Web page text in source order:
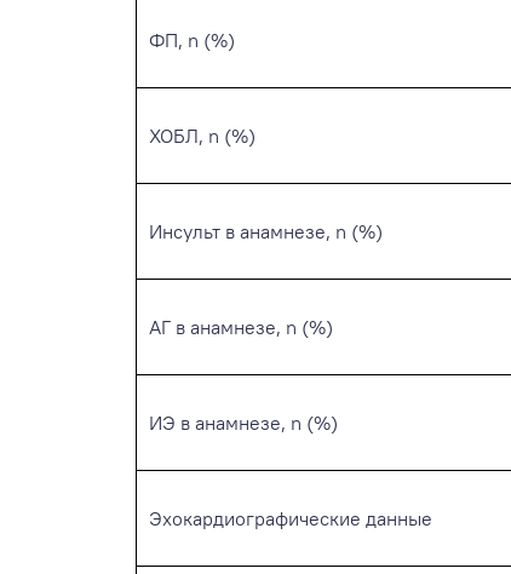
ФП, n (%)
ХОБЛ, n (%)
Инсульт в анамнезе, n (%)
АГ в анамнезе, n (%)
ИЭ в анамнезе, n (%)
Эхокардиографические данные